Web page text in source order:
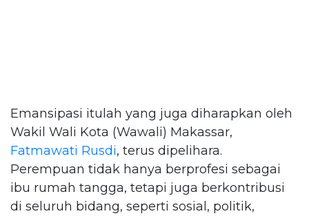
Emansipasi itulah yang juga diharapkan oleh
Wakil Wali Kota (Wawali) Makassar,
Fatmawati Rusdi, terus dipelihara.
Perempuan tidak hanya berprofesi sebagai
ibu rumah tangga, tetapi juga berkontribusi
di seluruh bidang, seperti sosial, politik,